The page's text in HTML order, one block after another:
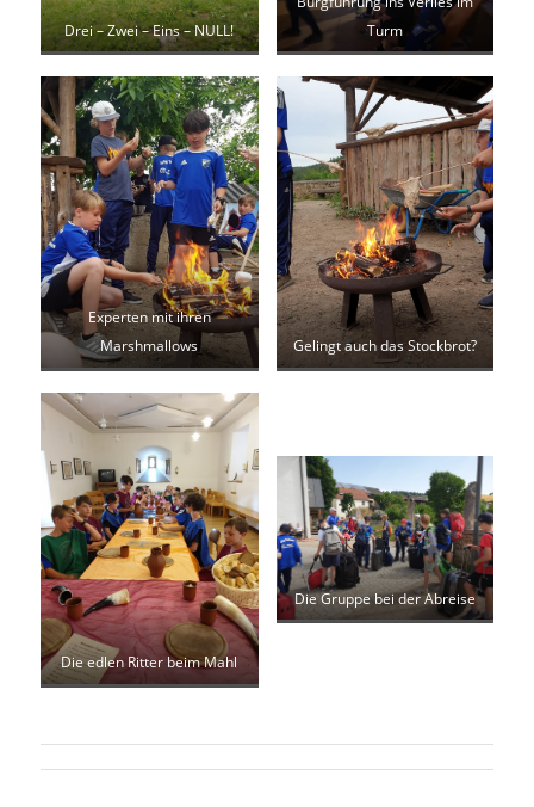
Drei – Zwei – Eins – NULL!
Turm
Experten mit ihren
Marshmallows
Gelingt auch das Stockbrot?
Die edlen Ritter beim Mahl
Die Gruppe bei der Abreise